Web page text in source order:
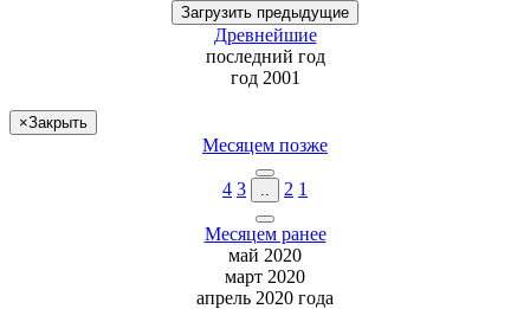
Загрузить предыдущие
Древнейшие
последний год
год 2001
×Закрыть
Месяцем позже
4 3 2 1
Месяцем ранее
май 2020
март 2020
апрель 2020 года